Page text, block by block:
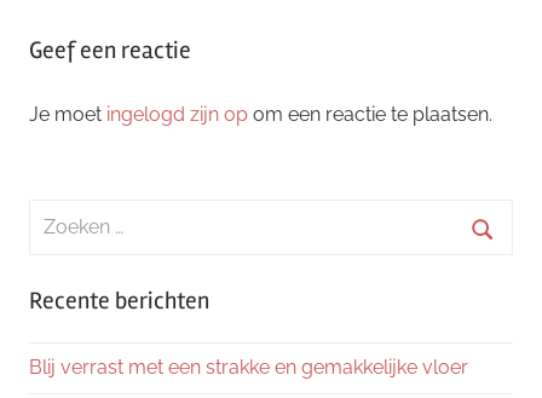
Geef een reactie
Je moet ingelogd zijn op om een reactie te plaatsen.
Zoeken
Recente berichten
Blij verrast met een strakke en gemakkelijke vloer